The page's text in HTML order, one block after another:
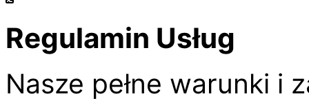
Regulamin Usług
Nasze pełne warunki i